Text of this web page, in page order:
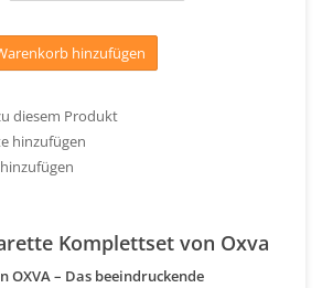
hinzufügen
diesem Produkt
hinzufügen
Komplettset von Oxva
OXVA – Das beeindruckende